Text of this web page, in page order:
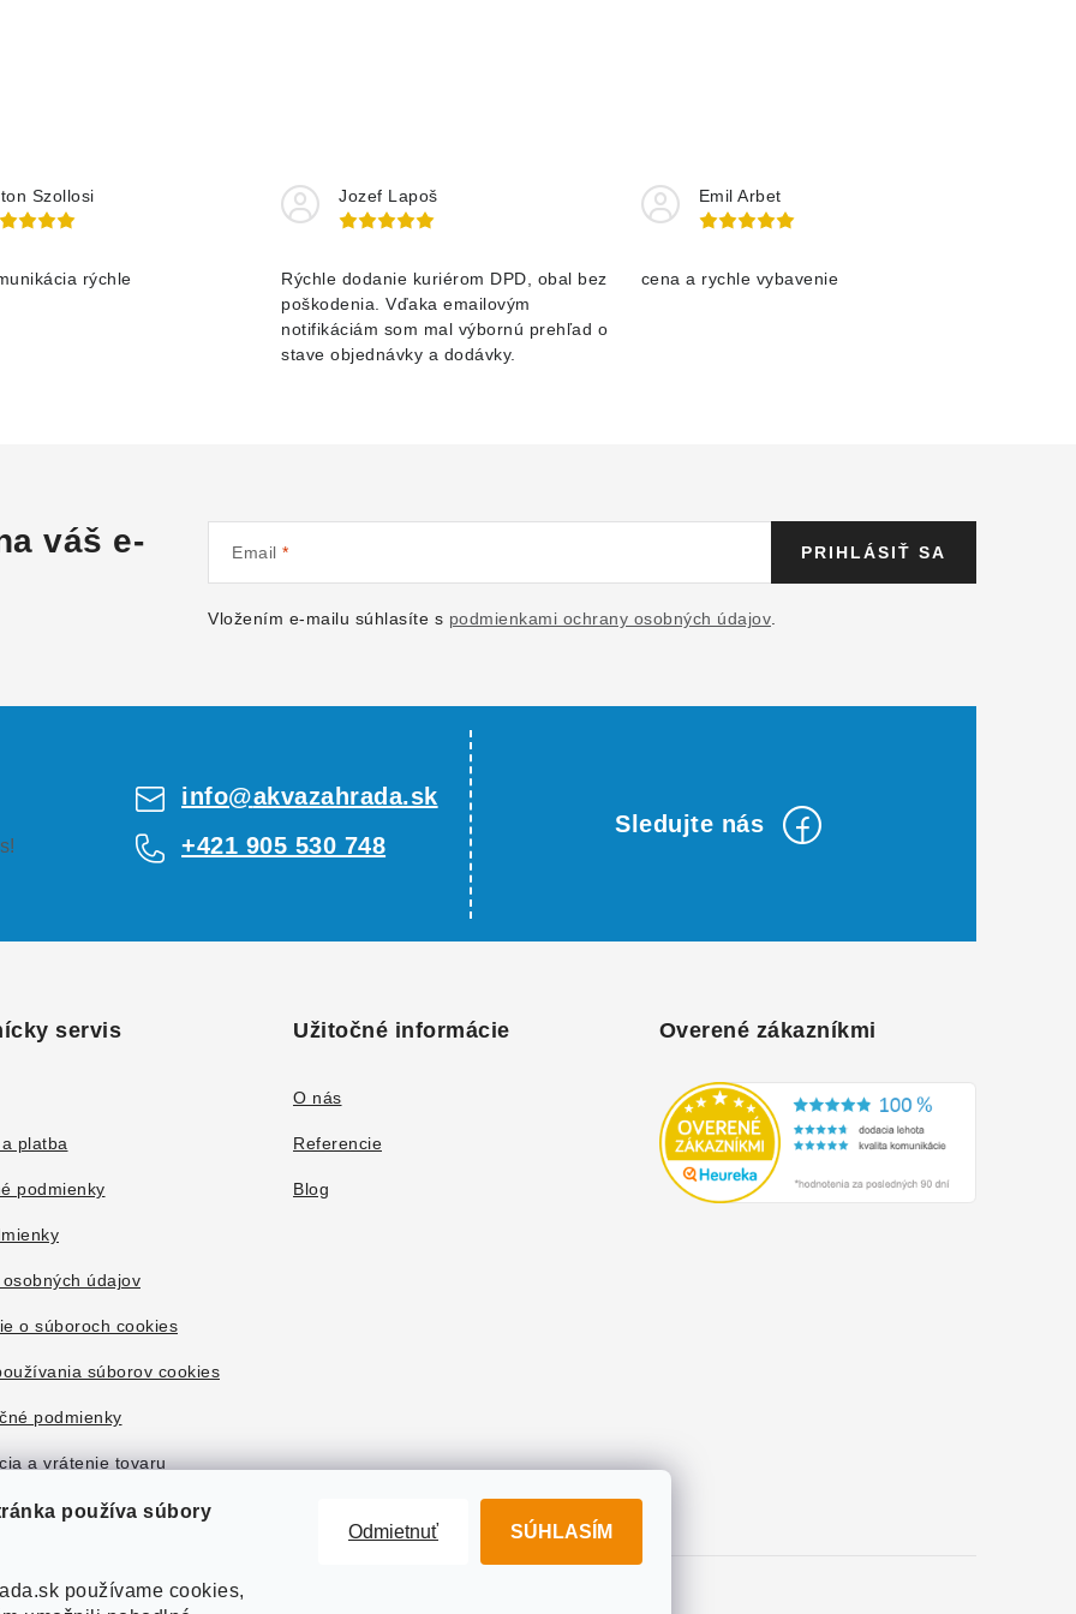
používa súbory
používame cookies,
Odmietnuť SÚHLASÍM
Szollosi
rýchle
Jozef Lapoš
Rýchle dodanie kuriérom DPD, obal bez
poškodenia. Vďaka emailovým
notifikáciám som mal výbornú prehľad o
stave objednávky a dodávky.
Emil Arbet
cena a rychle vybavenie
váš e-
Email
Vložením e-mailu súhlasíte s podmienkami ochrany osobných údajov
PRIHLÁSIŤ SA
info@akvazahrada.sk
+421 905 530 748
servis
platba
podmienky
údajov
o súboroch cookies
súborov cookies
podmienky
a vrátenie tovaru
Užitočné informácie
O nás
Referencie
Blog
Overené zákazníkmi